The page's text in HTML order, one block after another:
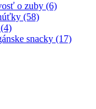
o zuby (6)
(58)
snacky (17)